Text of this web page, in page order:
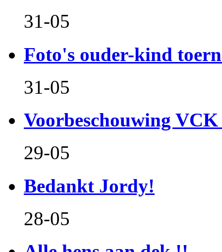
31-05
Foto's ouder-kind
31-05
Voorbeschouwing VCK
29-05
Bedankt Jordy!
28-05